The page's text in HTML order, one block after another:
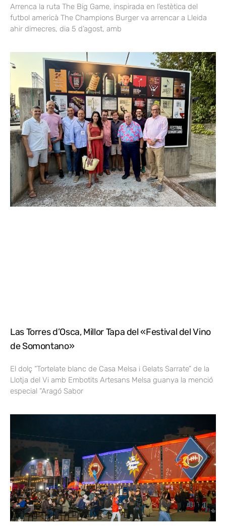
Arrenca la ruta The Big Game, inspirada en l’estètica del
futbol americà The Champions Burger va arrencar a Lleida
ahir dimecres, dia 5 d’agost, amb
Las Torres d’Osca, Millor Tapa del «Festival del Vino
de Somontano»
El dolç “Tortelate blanc de Casa Melsa i Gelats Sarrate” de la
Llotja del Vi amb Embotits Artesans Melsa guanya la menció
especial “Aragó Sabor